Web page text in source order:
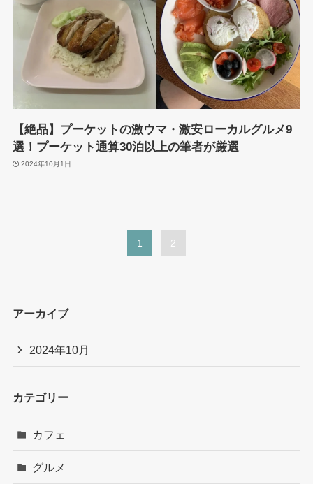
【絶品】プーケットの激ウマ・激安ローカルグルメ9
選！プーケット通算30泊以上の筆者が厳選
2024年10月1日
1 2
アーカイブ
2024年10月
カテゴリー
カフェ
グルメ